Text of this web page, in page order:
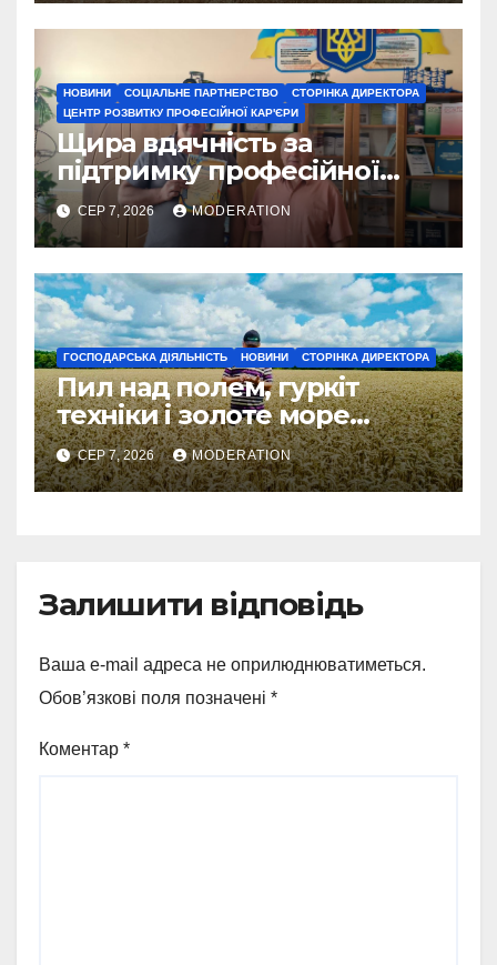
НОВИНИ СОЦІАЛЬНЕ ПАРТНЕРСТВО
СТОРІНКА ДИРЕКТОРА
ЦЕНТР РОЗВИТКУ ПРОФЕСІЙНОЇ КАР'ЄРИ
Щира вдячність за
підтримку професійної
освіти
СЕР 7, 2026 MODERATION
ГОСПОДАРСЬКА ДІЯЛЬНІСТЬ НОВИНИ СТОРІНКА ДИРЕКТОРА
Пил над полем, гуркіт
техніки і золоте море
колосся — так виглядає
справжнє українське літо
СЕР 7, 2026 MODERATION
Залишити відповідь
Ваша e-mail адреса не оприлюднюватиметься.
Обов’язкові поля позначені *
Коментар *